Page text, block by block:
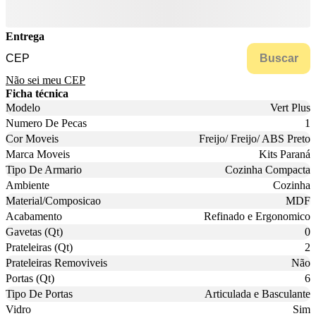
Entrega
Buscar
Não sei meu CEP
Ficha técnica
Modelo
Vert Plus
Numero De Pecas
1
Cor Moveis
Freijo/ Freijo/ ABS Preto
Marca Moveis
Kits Paraná
Tipo De Armario
Cozinha Compacta
Ambiente
Cozinha
Material/Composicao
MDF
Acabamento
Refinado e Ergonomico
Gavetas (Qt)
0
Prateleiras (Qt)
2
Prateleiras Removiveis
Não
Portas (Qt)
6
Tipo De Portas
Articulada e Basculante
Vidro
Sim